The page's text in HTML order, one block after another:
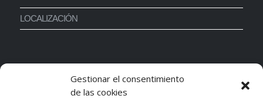
Gestionar el consentimiento
de las cookies
LOCALIZACIÓN